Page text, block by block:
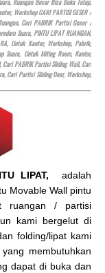
Ruangan Besar Bisa Buka Tutup,
Workshop CARI PARTISI GESER /
Cari PABRIK Partisi Geser /
Suara, PINTU LIPAT RUANGAN,
Untuk Kantor, Workshop, Pabrik,
Suara, Untuk Miting Room, Kantor,
PABRIK Partisi Sliding Wall, Cari
Cari Partisi Sliding Door, Workshop,
LIPAT, adalah
Movable Wall pintu
ruangan / partisi
kami bergelut di
folding/lipat kami
membutuhkan
dapat di buka dan